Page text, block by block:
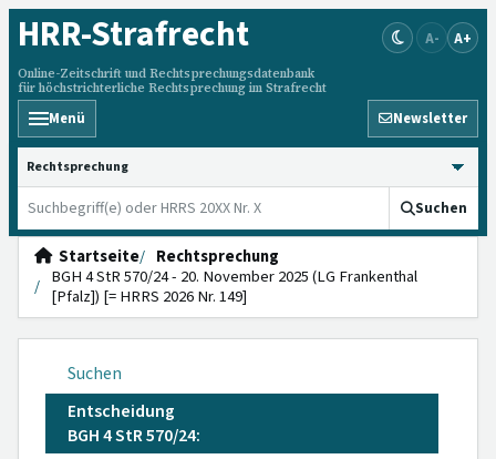
HRR-Strafrecht
Online-Zeitschrift und Rechtsprechungsdatenbank
für höchstrichterliche Rechtsprechung im Strafrecht
A- A+
Menü Newsletter
HRRS durchsuchen
Suchen
Startseite
Rechtsprechung
BGH 4 StR 570/24 - 20. November 2025 (LG Frankenthal
[Pfalz]) [= HRRS 2026 Nr. 149]
Suchen
Entscheidung
BGH 4 StR 570/24: